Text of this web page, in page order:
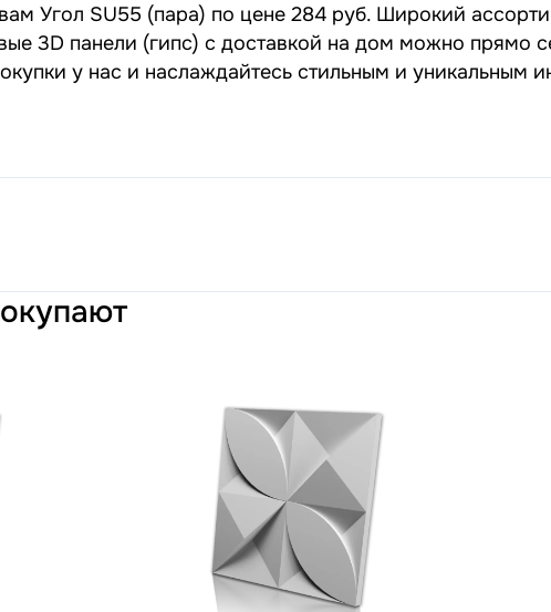
Угол SU55 (пара) по цене 284 руб. Широкий
3D панели (гипс) с доставкой на дом можно прямо
у нас и наслаждайтесь стильным и уникальным